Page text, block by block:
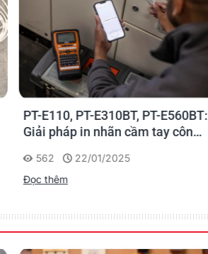
PT-E110, PT-E310BT, PT-E560BT:
Giải pháp in nhãn cầm tay công
562
22/01/2025
Đọc thêm